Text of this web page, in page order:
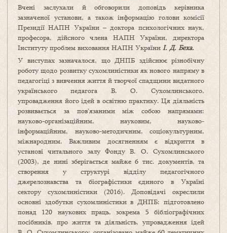
Вчені заслухали й обговорили доповідь керівника
зазначеної установи, а також інформацію голови комісії
Президії НАПН України – доктора психологічних наук,
професора, дійсного члена НАПН України, директора
Інституту проблем виховання НАПН України І. Д. Беха.
У виступах зазначалося, що ДНПБ здійснює різнобічну
роботу щодо розвитку сухомлиністики як нового напряму в
педагогіці з вивчення життя й творчої спадщини видатного
українського педагога В. О. Сухомлинського,
упровадження його ідей в освітню практику. Ця діяльність
розвивається за пов’язаними між собою напрямами:
науково-організаційним, науковим, науково-
інформаційним, науково-методичним, соціокультурним,
міжнародним. Важливим досягненням є відкриття в
установі читального залу Фонду В. О. Сухомлинського
(2003), де нині зберігається майже 6 тис. документів, та
створення у структурі відділу педагогічного
джерелознавства та біографістики єдиного в Україні
сектору сухомлиністики (2016). Доповідачі окреслили
основні здобутки сухомлиністики в ДНПБ: підготовлено
понад 120 наукових праць, зокрема 5 бібліографічних
посібників, про життя та діяльність, упровадження ідей